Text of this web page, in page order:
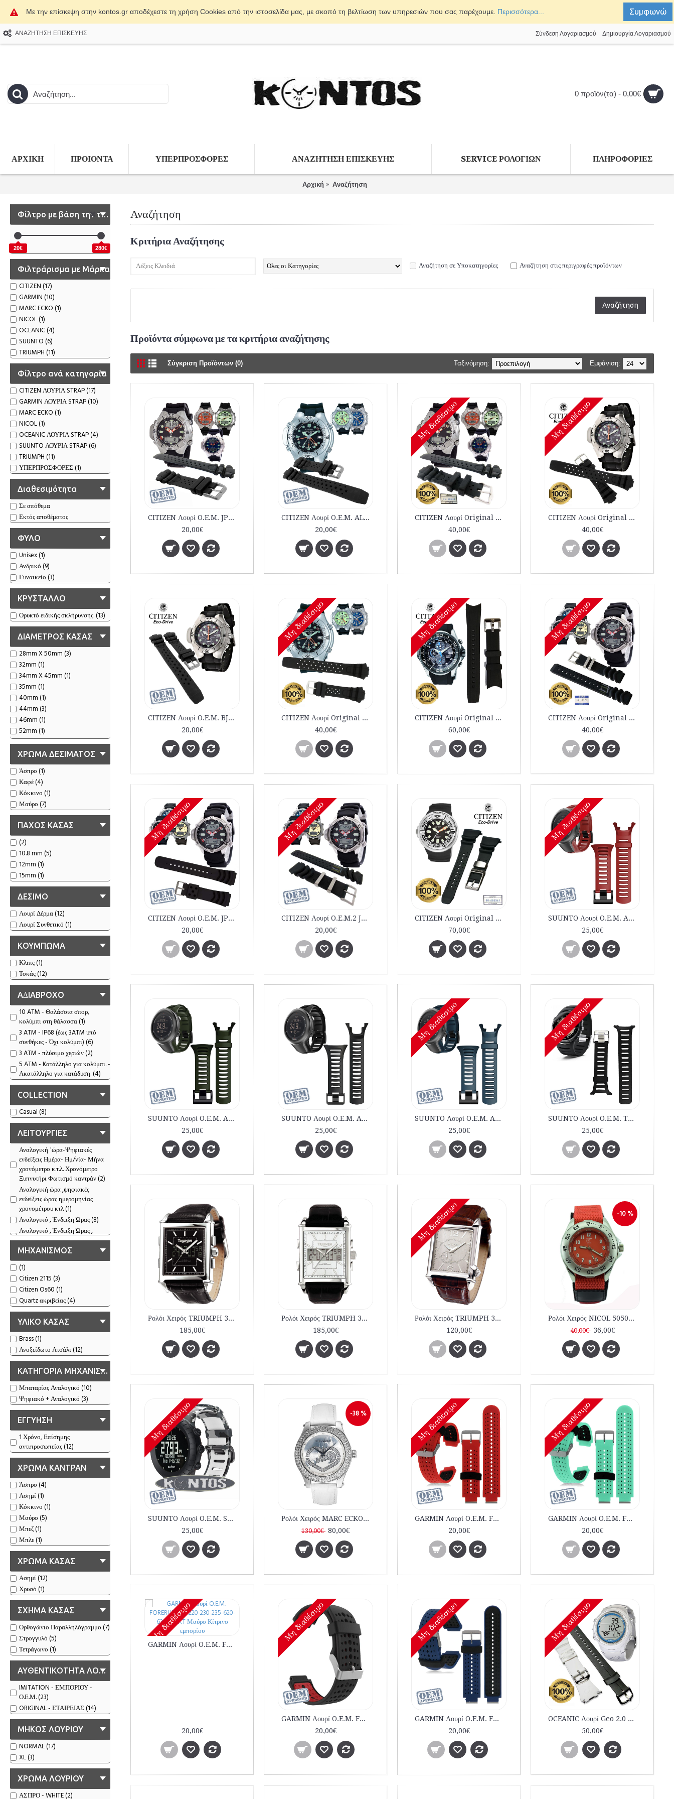
Με την επίσκεψη στην kontos.gr αποδέχεστε τη χρήση Cookies από την ιστοσελίδα μας, με σκοπό τη βελτίωση των υπηρεσιών που σας παρέχουμε. Περισσότερα... Συμφωνώ
ΑΝΑΖΗΤΗΣΗ ΕΠΙΣΚΕΥΗΣ Σύνδεση Λογαριασμού Δημιουργία Λογαριασμού
0 προϊόν(τα) - 0,00€
ΑΡΧΙΚΗ ΠΡΟΙΟΝΤΑ ΥΠΕΡΠΡΟΣΦΟΡΕΣ ΑΝΑΖΗΤΗΣΗ ΕΠΙΣΚΕΥΗΣ SERVICE ΡΟΛΟΓΙΩΝ ΠΛΗΡΟΦΟΡΙΕΣ
Αρχική Αναζήτηση
Φίλτρο με βάση την τιμή
20€ 280€
Φιλτράρισμα με Μάρκα
CITIZEN (17)
GARMIN (10)
MARC ECKO (1)
NICOL (1)
OCEANIC (4)
SUUNTO (6)
TRIUMPH (11)
Φίλτρο ανά κατηγορία
CITIZEN ΛΟΥΡΙΑ STRAP (17)
GARMIN ΛΟΥΡΙΑ STRAP (10)
MARC ECKO (1)
NICOL (1)
OCEANIC ΛΟΥΡΙΑ STRAP (4)
SUUNTO ΛΟΥΡΙΑ STRAP (6)
TRIUMPH (11)
ΥΠΕΡΠΡΟΣΦΟΡΕΣ (1)
Διαθεσιμότητα
Σε απόθεμα
Εκτός αποθέματος
ΦΥΛΟ
Unisex (1)
Ανδρικό (9)
Γυναικείο (3)
ΚΡΥΣΤΑΛΛΟ
Ορυκτό ειδικής σκλήρυνσης. (13)
ΔΙΑΜΕΤΡΟΣ ΚΑΣΑΣ
28mm X 50mm (3)
32mm (1)
34mm X 45mm (1)
35mm (1)
40mm (1)
44mm (3)
46mm (1)
52mm (1)
58mmX44mm (1)
ΧΡΩΜΑ ΔΕΣΙΜΑΤΟΣ
Άσπρο (1)
Καφέ (4)
Κόκκινο (1)
Μαύρο (7)
ΠΑΧΟΣ ΚΑΣΑΣ
(2)
10.8 mm (5)
12mm (1)
15mm (1)
ΔΕΣΙΜΟ
Λουρί Δέρμα (12)
Λουρί Συνθετικό (1)
ΚΟΥΜΠΩΜΑ
Κλιπς (1)
Τοκάς (12)
Α∆ΙΑΒΡΟΧΟ
10 ATM - Θαλάσσια σπορ,
κολύμπι στη θάλασσα (1)
3 ATM - IP68 (έως 3ATM υπό
συνθήκες - Όχι κολύμπι) (6)
3 ATM - πλύσιμο χεριών (2)
5 ATM - Kατάλληλο για κολύμπι. -
Ακατάλληλο για κατάδυση. (4)
COLLECTION
Casual (8)
ΛΕΙΤΟΥΡΓΙΕΣ
Αναλογική ΄ώρα-Ψηφιακές
ενδείξεις Ημέρα- Ημ/νία- Μήνα
χρονόμετρο κ.τ.λ. Χρονόμετρο
Ξυπνυτήρι Φωτισμό καντράν (2)
Αναλογική ώρα ,ψηφιακές
ενδείξεις ώρας ημερομηνίας
χρονομέτρου κτλ (1)
Αναλογικό , Ένδειξη Ώρας (8)
Αναλογικό , Ένδειξη Ώρας ,
Χρονογράφος (2)
ΜΗΧΑΝΙΣΜΟΣ
(1)
Citizen 2115 (3)
Citizen Os60 (1)
Quartz ακριβείας (4)
ΥΛΙΚΟ ΚΑΣΑΣ
Brass (1)
Ανοξείδωτο Ατσάλι (12)
ΚΑΤΗΓΟΡΙΑ ΜΗΧΑΝΙΣΜΟΥ
Μπαταρίας Αναλογικό (10)
Ψηφιακό + Αναλογικό (3)
ΕΓΓΥΗΣΗ
1 Χρόνο, Επίσημης
αντιπροσωπείας (12)
ΧΡΩΜΑ ΚΑΝΤΡΑΝ
Άσπρο (4)
Ασημί (1)
Κόκκινο (1)
Μαύρο (5)
Μπεζ (1)
Μπλε (1)
ΧΡΩΜΑ ΚΑΣΑΣ
Ασημί (12)
Χρυσό (1)
ΣΧΗΜΑ ΚΑΣΑΣ
Ορθογώνιο Παραλληλόγραμμο (7)
Στρογγυλό (5)
Τετράγωνο (1)
ΑΥΘΕΝΤΙΚΟΤΗΤΑ ΛΟΥΡΙΟΥ
IMITATION - ΕΜΠΟΡΙΟΥ -
Ο.Ε.Μ. (23)
ORIGINAL - ΕΤΑΙΡΕΙΑΣ (14)
ΜΗΚΟΣ ΛΟΥΡΙΟΥ
NORMAL (17)
XL (3)
ΧΡΩΜΑ ΛΟΥΡΙΟΥ
ΑΣΠΡΟ - WHITE (2)
Αναζήτηση
Κριτήρια Αναζήτησης
Αναζήτηση σε Υποκατηγορίες Αναζήτηση στις περιγραφές προϊόντων
Προϊόντα σύμφωνα με τα κριτήρια αναζήτησης
Σύγκριση Προϊόντων (0) Εμφάνιση:
Ταξινόμηση:
CITIZEN Λουρί O.E.M. JP1060 BJ2040 AL0050 εμπορίου καταδυτικό
20,00€
CITIZEN Λουρί O.E.M. AL0050 JP1060 BJ2040 εμπορίου καταδυτικό
20,00€
Mη διαθέσιμο
CITIZEN Λουρί Original JP1060 BJ2040 AL0050 Αυθεντικό Λουρί καταδυτικό 59-G0243
40,00€
Mη διαθέσιμο
CITIZEN Λουρί Original BJ2040 JP1060 AL0050 Αυθεντικό Λουρί καταδυτικό 59-G0243
40,00€
CITIZEN Λουρί O.E.M. BJ2040 AL0050 JP1060 εμπορίου καταδυτικό
20,00€
Mη διαθέσιμο
CITIZEN Λουρί Original AL0050 JP1060 BJ2040 Αυθεντικό Λουρί καταδυτικό 59-G0243
40,00€
Mη διαθέσιμο
CITIZEN Λουρί Original BJ2110 BJ2111 Αυθεντικό Λουρί καταδυτικό 59-S53296 , 59-S51866
60,00€
Mη διαθέσιμο
CITIZEN Λουρί Original JP1010 1014 Αυθεντικό Λουρί καταδυτικό 59-L7471
40,00€
Mη διαθέσιμο
CITIZEN Λουρί O.E.M. JP1010 1014 εμπορίου καταδυτικό
20,00€
Mη διαθέσιμο
CITIZEN Λουρί O.E.M.2 JP1010 1014 εμπορίου καταδυτικό
20,00€
CITIZEN Λουρί Original BJ8050 Αυθεντικό Strap καταδυτικό 59-S50342
70,00€
Mη διαθέσιμο
SUUNTO Λουρί O.E.M. AMBIT 1,2,3 Κόκκινο εμπορίου
25,00€
SUUNTO Λουρί O.E.M. AMBIT 1,2,3 Πράσινο - Χακί εμπορίου
25,00€
SUUNTO Λουρί O.E.M. AMBIT 1,2,3 Μαύρο εμπορίου
25,00€
Mη διαθέσιμο
SUUNTO Λουρί O.E.M. AMBIT 1,2,3 Μπλέ σκούρο εμπορίου
25,00€
Mη διαθέσιμο
SUUNTO Λουρί O.E.M. T1 T1C T3 T3C T3D T4C T4D Μαύρο εμπορίου
25,00€
Ρολόι Χειρός TRIUMPH 3023-01 Black Leather Strap
185,00€
Ρολόι Χειρός TRIUMPH 3023-02 Black Leather Strap
185,00€
Mη διαθέσιμο
Ρολόι Χειρός TRIUMPH 3022-04 Brown Leather Strap
120,00€
-10 %
Ρολόι Χειρός NICOL 5050-1 Red Strap
40,00€ 36,00€
Mη διαθέσιμο
SUUNTO Λουρί O.E.M. SUUNTO Core-Άσπρο-Γκρι-Καμουφλάζ εμπορίου
25,00€
-38 %
Ρολόι Χειρός MARC ECKO E10038M6 Black Leather Strap
130,00€ 80,00€
Mη διαθέσιμο
GARMIN Λουρί O.E.M. FORERUNNER 220-230-235-620-630-735XT Κόκκινο Μαύρο εμπορίου
20,00€
Mη διαθέσιμο
GARMIN Λουρί O.E.M. FORERUNNER 220-230-235-620-630-735XT Πράσινο Μαύρο εμπορίου
20,00€
Mη διαθέσιμο
GARMIN Λουρί O.E.M. FORERUNNER 220-230-235-620-630-735XT Μαύρο Κίτρινο εμπορίου
20,00€
Mη διαθέσιμο
GARMIN Λουρί O.E.M. FORERUNNER 220-230-235-620-630-735XT Μαύρο Κόκκινο εμπορίου
20,00€
Mη διαθέσιμο
GARMIN Λουρί O.E.M. FORERUNNER 220-230-235-620-630-735XT Μπλε Μαύρο εμπορίου
20,00€
Mη διαθέσιμο
OCEANIC Λουρί Geo 2.0 - Atom 3.1 Ασπρο Original
50,00€